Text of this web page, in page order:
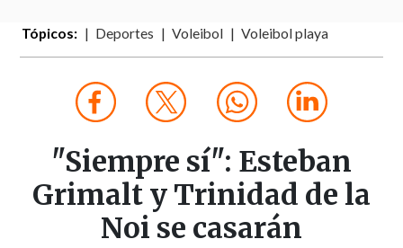
Tópicos: Deportes Voleibol Voleibol playa
"Siempre sí": Esteban
Grimalt y Trinidad de la
Noi se casarán